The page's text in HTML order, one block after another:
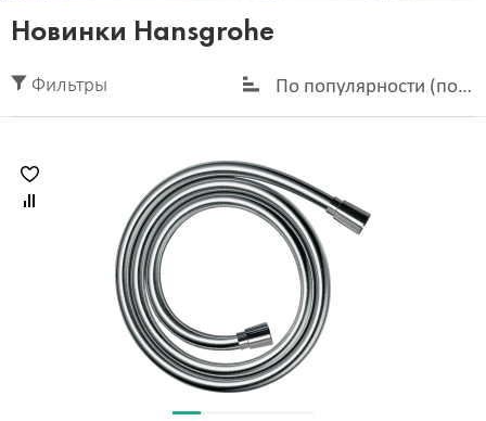
Новинки Hansgrohe
Фильтры По популярности (по